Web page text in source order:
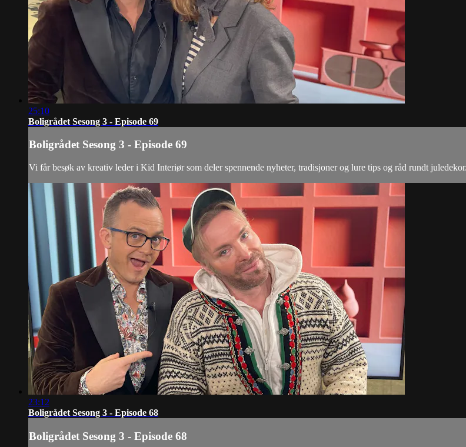
25:10
Boligrådet Sesong 3 - Episode 69
Boligrådet Sesong 3 - Episode 69
Vi får besøk av kreativ leder i Kid Interiør som deler spennende nyheter, tradisjoner og lure tips og råd rundt juledekor.
23:12
Boligrådet Sesong 3 - Episode 68
Boligrådet Sesong 3 - Episode 68